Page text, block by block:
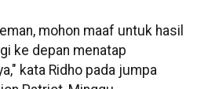
mohon maaf untuk hasil
ke depan menatap
kata Ridho pada jumpa